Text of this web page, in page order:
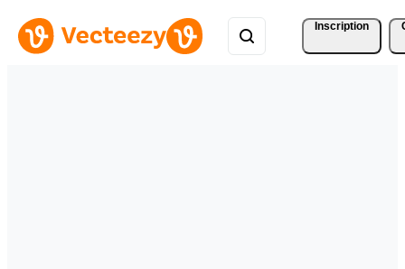
Inscription